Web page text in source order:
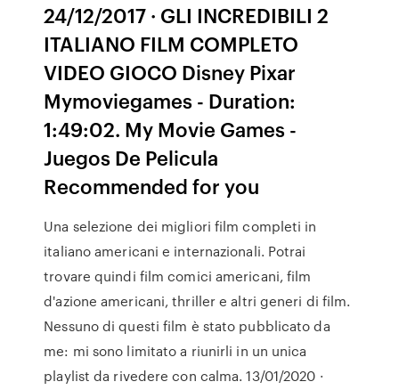
24/12/2017 · GLI INCREDIBILI 2
ITALIANO FILM COMPLETO
VIDEO GIOCO Disney Pixar
Mymoviegames - Duration:
1:49:02. My Movie Games -
Juegos De Pelicula
Recommended for you
Una selezione dei migliori film completi in
italiano americani e internazionali. Potrai
trovare quindi film comici americani, film
d'azione americani, thriller e altri generi di film.
Nessuno di questi film è stato pubblicato da
me: mi sono limitato a riunirli in un unica
playlist da rivedere con calma. 13/01/2020 ·